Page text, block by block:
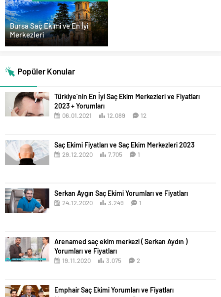
Bursa Saç Ekimi ve En İyi
Merkezleri
Popüler Konular
Türkiye’nin En İyi Saç Ekim Merkezleri ve Fiyatları
2023 + Yorumları
06.01.2021 12.089 12
Saç Ekimi Fiyatları ve Saç Ekim Merkezleri 2023
29.12.2020 7.705 1
Serkan Aygın Saç Ekimi Yorumları ve Fiyatları
24.12.2020 3.249 1
Arenamed saç ekim merkezi ( Serkan Aydın )
Yorumları ve Fiyatları
19.11.2020 3.075 2
Emphair Saç Ekimi Yorumları ve Fiyatları